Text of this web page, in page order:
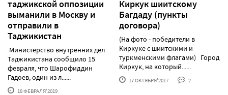
таджикской оппозиции
выманили в Москву и
отправили в
Таджикистан
Министерство внутренних дел
Таджикистана сообщило 15
февраля, что Шарофиддин
Гадоев, один из л......
18 ФЕВРАЛЯ'2019
Киркук шиитскому
Багдаду (пункты
договора)
(На фото - победители в
Киркуке с шиитскими и
туркменскими флагами) Город
Киркук, на который......
17 ОКТЯБРЯ'2017 2